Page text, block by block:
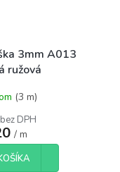
3mm A013
ružová
(3 m)
DPH
/ m